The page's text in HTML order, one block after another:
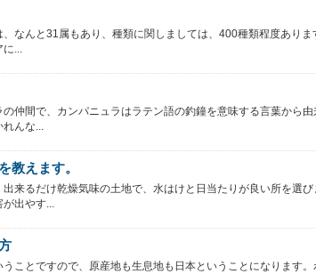
なんと31属もあり、種類に関しましては、400種類程度ありま
に...
仲間で、カンパニュラはラテン語の釣鐘を意味する言葉から由
れんな...
教えます。
来るだけ乾燥気味の土地で、水はけと日当たりが良い所を選び
が出やす...
ことですので、原産地も生息地も日本ということになります。